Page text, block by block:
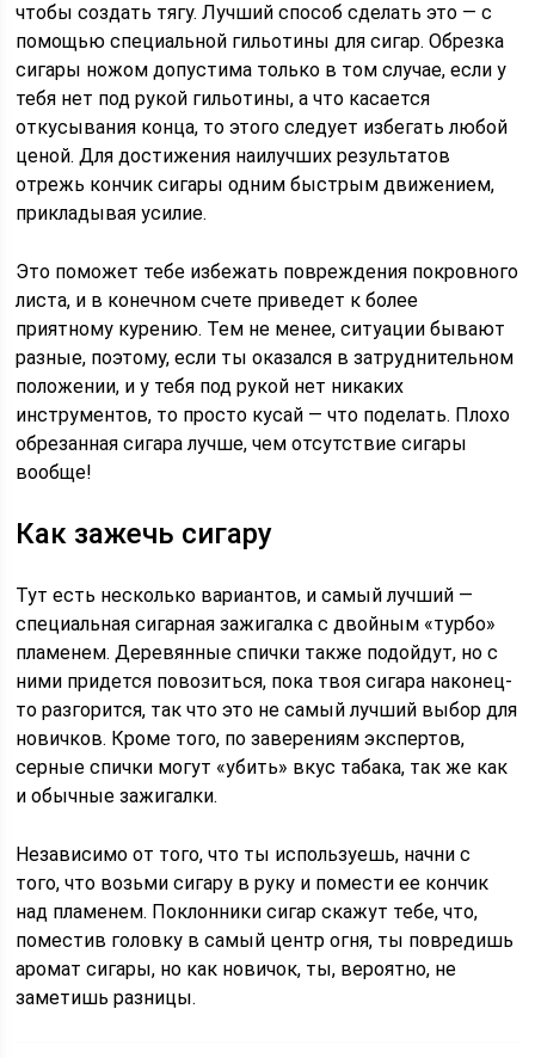
чтобы создать тягу. Лучший способ сделать это — с
помощью специальной гильотины для сигар. Обрезка
сигары ножом допустима только в том случае, если у
тебя нет под рукой гильотины, а что касается
откусывания конца, то этого следует избегать любой
ценой. Для достижения наилучших результатов
отрежь кончик сигары одним быстрым движением,
прикладывая усилие.
Это поможет тебе избежать повреждения покровного
листа, и в конечном счете приведет к более
приятному курению. Тем не менее, ситуации бывают
разные, поэтому, если ты оказался в затруднительном
положении, и у тебя под рукой нет никаких
инструментов, то просто кусай — что поделать. Плохо
обрезанная сигара лучше, чем отсутствие сигары
вообще!
Как зажечь сигару
Тут есть несколько вариантов, и самый лучший —
специальная сигарная зажигалка с двойным «турбо»
пламенем. Деревянные спички также подойдут, но с
ними придется повозиться, пока твоя сигара наконец-
то разгорится, так что это не самый лучший выбор для
новичков. Кроме того, по заверениям экспертов,
серные спички могут «убить» вкус табака, так же как
и обычные зажигалки.
Независимо от того, что ты используешь, начни с
того, что возьми сигару в руку и помести ее кончик
над пламенем. Поклонники сигар скажут тебе, что,
поместив головку в самый центр огня, ты повредишь
аромат сигары, но как новичок, ты, вероятно, не
заметишь разницы.